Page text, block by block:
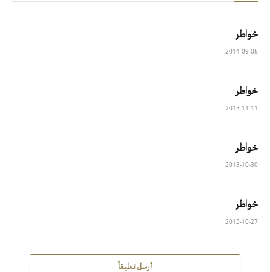
خواطر
2014-09-08
خواطر
2013-11-11
خواطر
2013-10-30
خواطر
2013-10-27
أرسل تعليقاً